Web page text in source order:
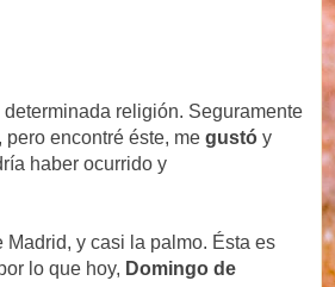
religión. Seguramente
encontré éste, me gustó y
haber ocurrido y
Madrid, y casi la palmo. Ésta es
lo que hoy, Domingo de